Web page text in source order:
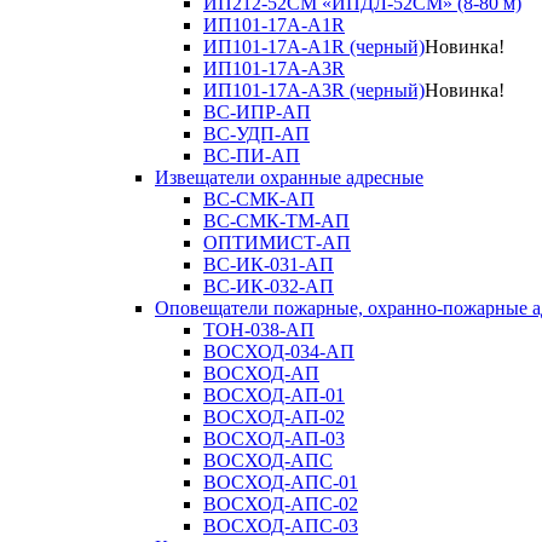
ИП101-17А-A1R
ИП101-17А-A1R (черный)Новинка!
ИП101-17А-A3R
ИП101-17А-A3R (черный)Новинка!
ВС-ИПР-АП
ВС-УДП-АП
ВС-ПИ-АП
Извещатели охранные адресные
ВС-СМК-АП
ВС-СМК-ТМ-АП
ОПТИМИСТ-АП
ВС-ИК-031-АП
ВС-ИК-032-АП
Оповещатели пожарные, охранно-пожарные
ТОН-038-АП
ВОСХОД-034-АП
ВОСХОД-АП
ВОСХОД-АП-01
ВОСХОД-АП-02
ВОСХОД-АП-03
ВОСХОД-АПС
ВОСХОД-АПС-01
ВОСХОД-АПС-02
ВОСХОД-АПС-03